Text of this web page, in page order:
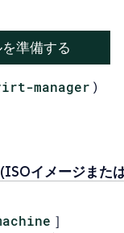
準備する
manager )
イメージまた
］